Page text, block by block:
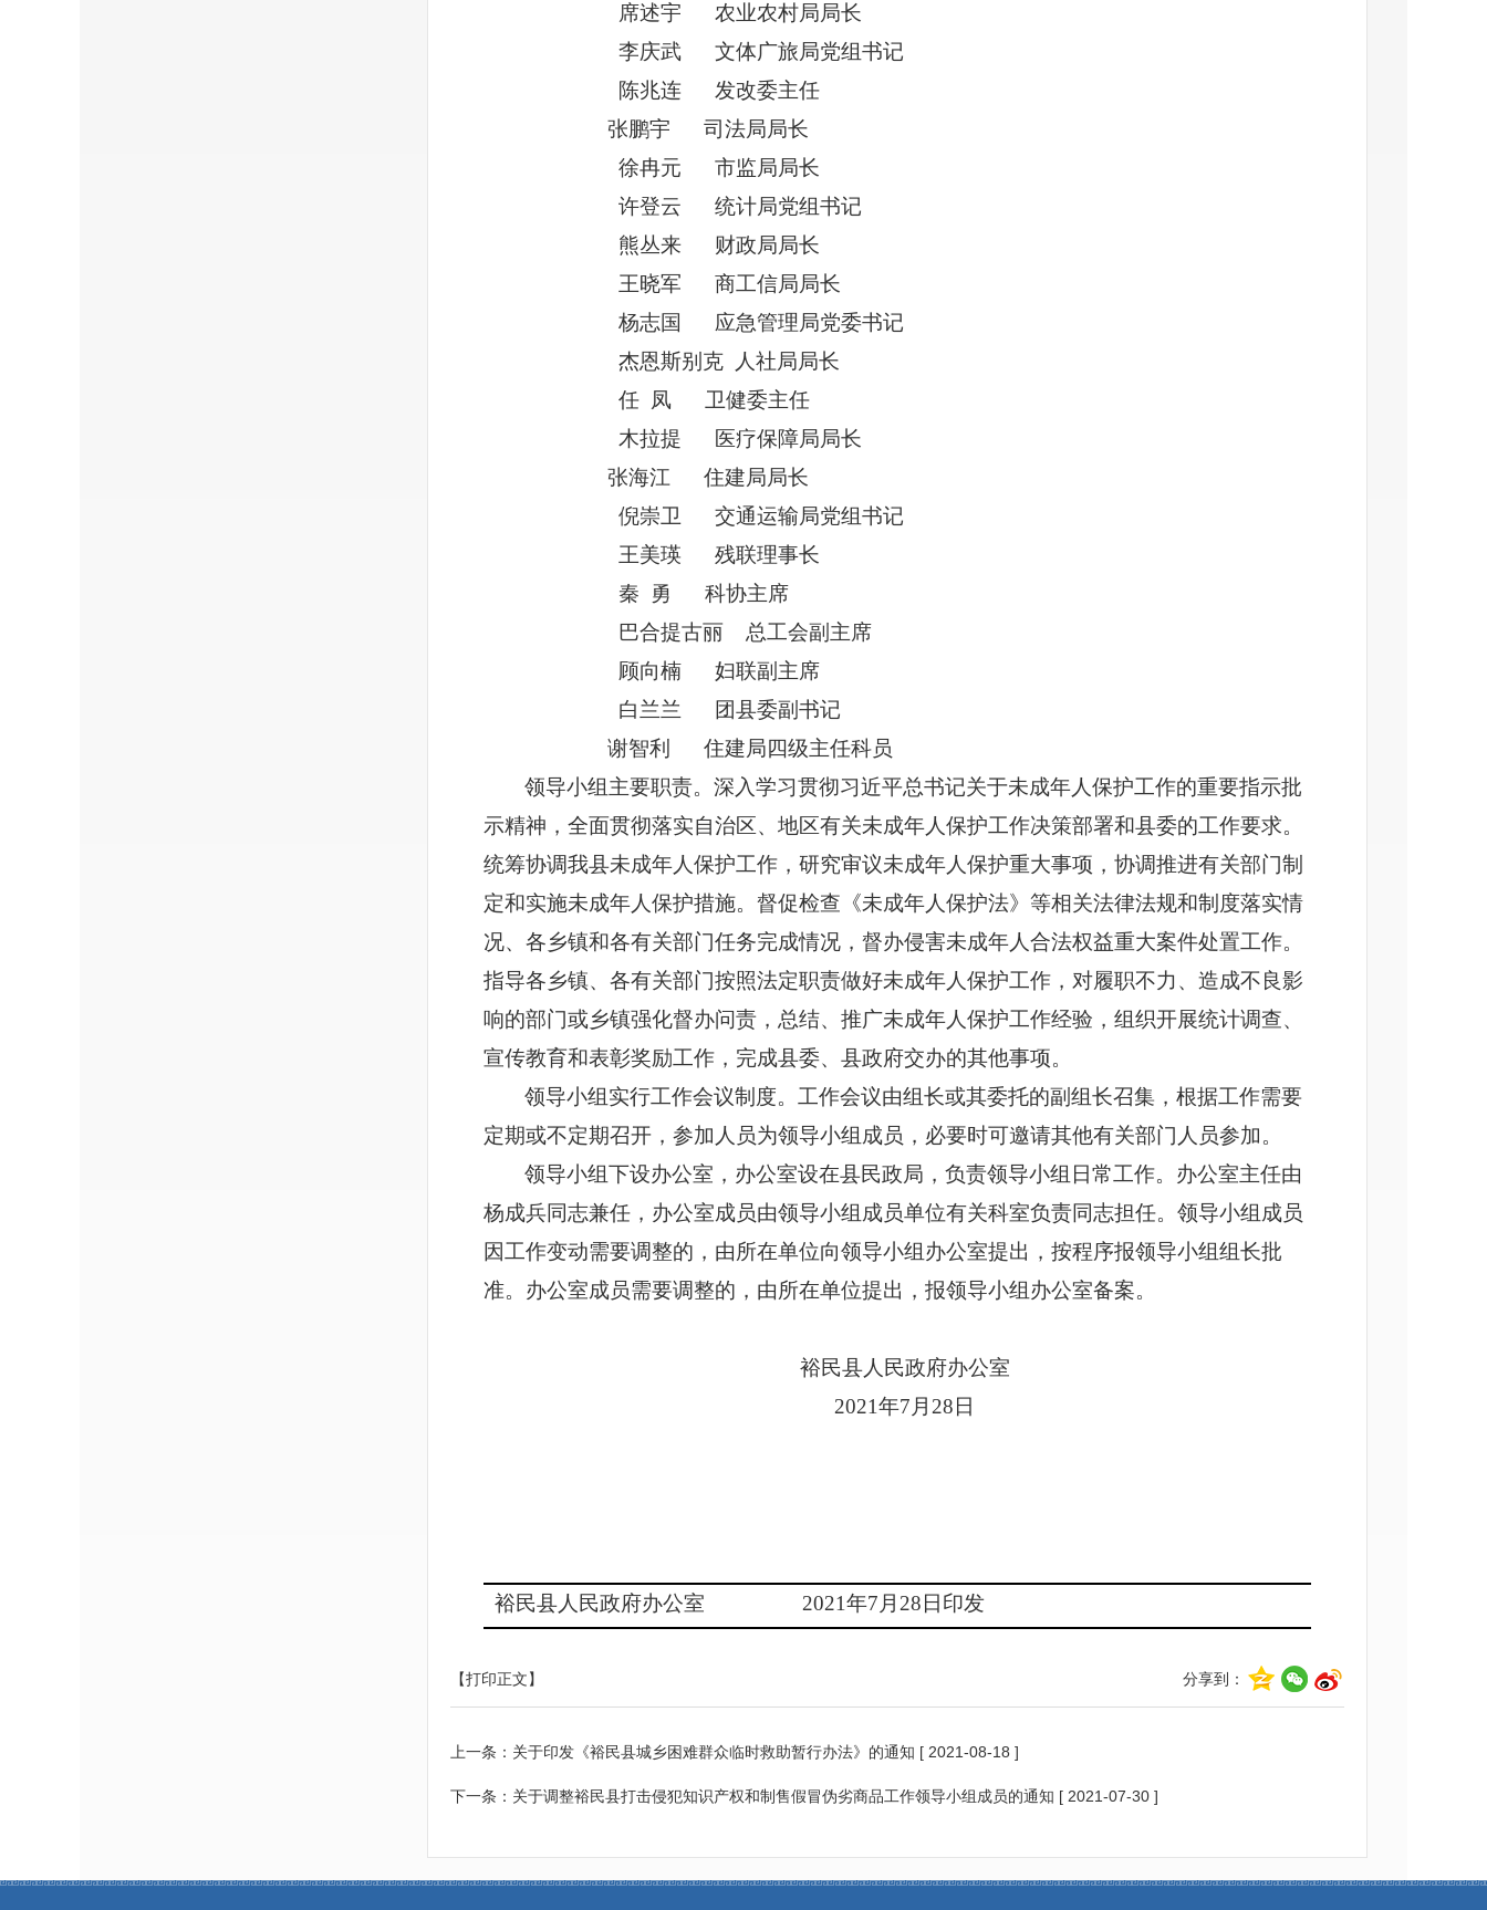
席述宇
农业农村局局长
李庆武
文体广旅局党组书记
陈兆连
发改委主任
张鹏宇
司法局局长
徐冉元
市监局局长
许登云
统计局党组书记
熊丛来
财政局局长
王晓军
商工信局局长
杨志国
应急管理局党委书记
杰恩斯别克
人社局局长
任 凤
卫健委主任
木拉提
医疗保障局局长
张海江
住建局局长
倪崇卫
交通运输局党组书记
王美瑛
残联理事长
秦
勇
科协主席
巴合提古丽
总工会副主席
顾向楠
妇联副主席
白兰兰
团县委副书记
谢智利
住建局四级主任科员
领导小组主要职责。深入学习贯彻习近平总书记关于未成年人保护工作的重要指示批
示精神，全面贯彻落实自治区、地区有关未成年人保护工作决策部署和县委的工作要求。
统筹协调我县未成年人保护工作，研究审议未成年人保护重大事项，协调推进有关部门制
定和实施未成年人保护措施。督促检查《未成年人保护法》等相关法律法规和制度落实情
况、各乡镇和各有关部门任务完成情况，督办侵害未成年人合法权益重大案件处置工作。
指导各乡镇、各有关部门按照法定职责做好未成年人保护工作，对履职不力、造成不良影
响的部门或乡镇强化督办问责，总结、推广未成年人保护工作经验，组织开展统计调查、
宣传教育和表彰奖励工作，完成县委、县政府交办的其他事项。
领导小组实行工作会议制度。工作会议由组长或其委托的副组长召集，根据工作需要
定期或不定期召开，参加人员为领导小组成员，必要时可邀请其他有关部门人员参加。
领导小组下设办公室，办公室设在县民政局，负责领导小组日常工作。办公室主任由
杨成兵同志兼任，办公室成员由领导小组成员单位有关科室负责同志担任。领导小组成员
因工作变动需要调整的，由所在单位向领导小组办公室提出，按程序报领导小组组长批
准。办公室成员需要调整的，由所在单位提出，报领导小组办公室备案。
裕民县人民政府办公室
2021年7 月 28 日
裕民县人民政府办公室 2021年7月 28 日印发
【打印正文】 分享到：
上一条： 关于印发《裕民县城乡困难群众临时救助暂行办法》的通知 [ 2021-08-18 ]
下一条： 关于调整裕民县打击侵犯知识产权和制售假冒伪劣商品工作领导小组成员的通知 [ 2021-07-30 ]